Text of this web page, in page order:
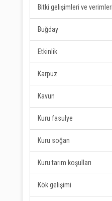
Bitki gelişimleri ve verimleri
Buğday
Etkinlik
Karpuz
Kavun
Kuru fasulye
Kuru soğan
Kuru tarım koşulları
Kök gelişimi